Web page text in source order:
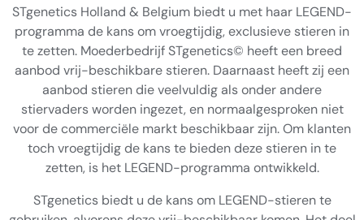
STgenetics Holland & Belgium biedt u met haar LEGEND-
programma de kans om vroegtijdig, exclusieve stieren in
te zetten. Moederbedrijf STgenetics© heeft een breed
aanbod vrij-beschikbare stieren. Daarnaast heeft zij een
aanbod stieren die veelvuldig als onder andere
stiervaders worden ingezet, en normaalgesproken niet
voor de commerciële markt beschikbaar zijn. Om klanten
toch vroegtijdig de kans te bieden deze stieren in te
zetten, is het LEGEND-programma ontwikkeld.
STgenetics biedt u de kans om LEGEND-stieren te